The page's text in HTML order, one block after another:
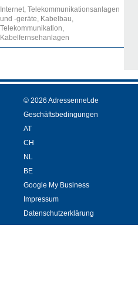
Internet, Telekommunikationsanlagen
und -geräte, Kabelbau,
Telekommunikation,
Kabelfernsehanlagen
© 2026 Adressennet.de
Geschäftsbedingungen
AT
CH
NL
BE
Google My Business
Impressum
Datenschutzerklärung